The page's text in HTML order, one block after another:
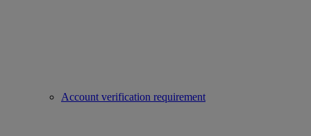
Account verification requirement